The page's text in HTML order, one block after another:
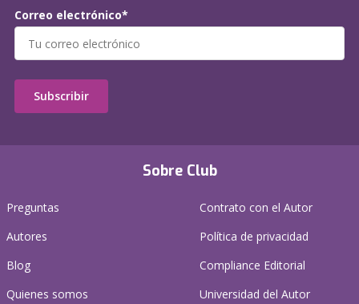
Sobre Club
Preguntas
Autores
Blog
Quienes somos
Contrato con el Autor
Política de privacidad
Compliance Editorial
Universidad del Autor
Correo electrónico*
Subscribir